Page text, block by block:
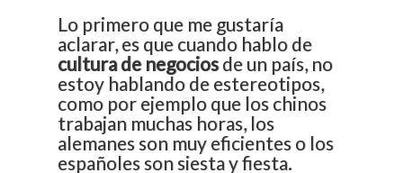
Es muy importante tomarse un
tiempo en estudiar los
principales rasgos de la cultura
de negocios de nuestra
contraparte. Ganaremos
puntos frente a otros
competidores, y de paso
evitaremos situaciones
Lo primero que me gustaría
aclarar, es que cuando hablo de
cultura de negociosde un país, no
estoy hablando de estereotipos,
como por ejemplo que los chinos
trabajan muchas horas, los
alemanes son muy eficientes o los
españoles son siesta y fiesta.